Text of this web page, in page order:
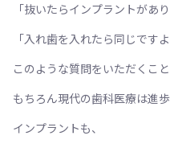
「抜いたらインプラントがあ
「入れ歯を入れたら同じですよ
このような質問をいただくこと
もちろん現代の歯科医療は進歩
インプラントも、